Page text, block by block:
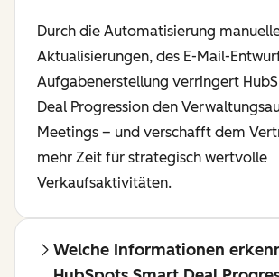
Durch die Automatisierung
Aktualisierungen, des E-Mail-
Aufgabenerstellung verringert
Deal Progression den
Meetings – und verschafft dem
mehr Zeit für strategisch wertvolle
Verkaufsaktivitäten.
Welche Informationen